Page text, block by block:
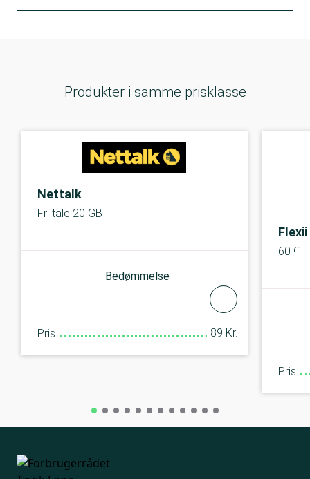
Produkter i samme prisklasse
Nettalk
Fri tale 20 GB
Bedømmelse
Pris 89 Kr.
Flexii
60
Pris